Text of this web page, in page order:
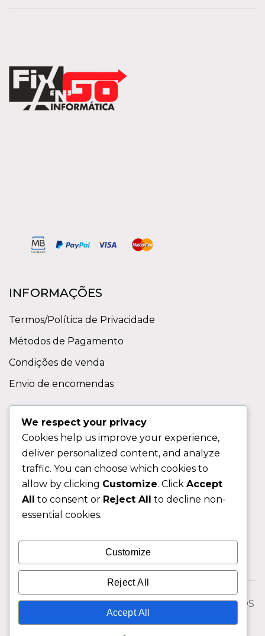
INFORMAÇÕES
Termos/Política de Privacidade
Métodos de Pagamento
Condições de venda
Envio de encomendas
Contactos
Sobre nos
FAQ (Perguntas Frequentes)
CLIENTE
Área do Cliente
Livro de Reclamações
© 2026 Fixngo TODOS OS DIREITOS RESERVADOS
We respect your privacy
Cookies help us improve your experience,
deliver personalized content, and analyze
traffic. You can choose which cookies to
allow by clicking Customize. Click Accept
All to consent or Reject All to decline non-
essential cookies.
Customize
Reject All
Accept All